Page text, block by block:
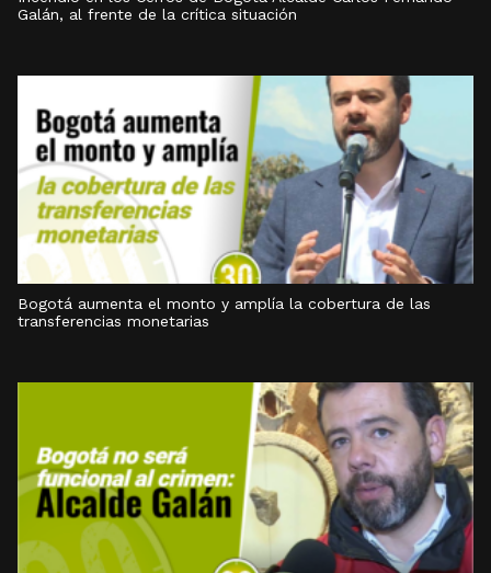
Galán, al frente de la crítica situación
Bogotá aumenta el monto y amplía la cobertura de las
transferencias monetarias